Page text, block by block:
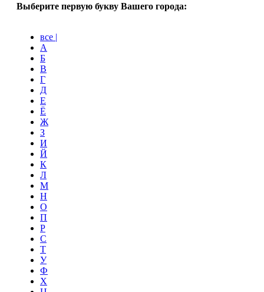
Выберите первую букву Вашего города:
все |
А
Б
В
Г
Д
Е
Ё
Ж
З
И
Й
К
Л
М
Н
О
П
Р
С
Т
У
Ф
Х